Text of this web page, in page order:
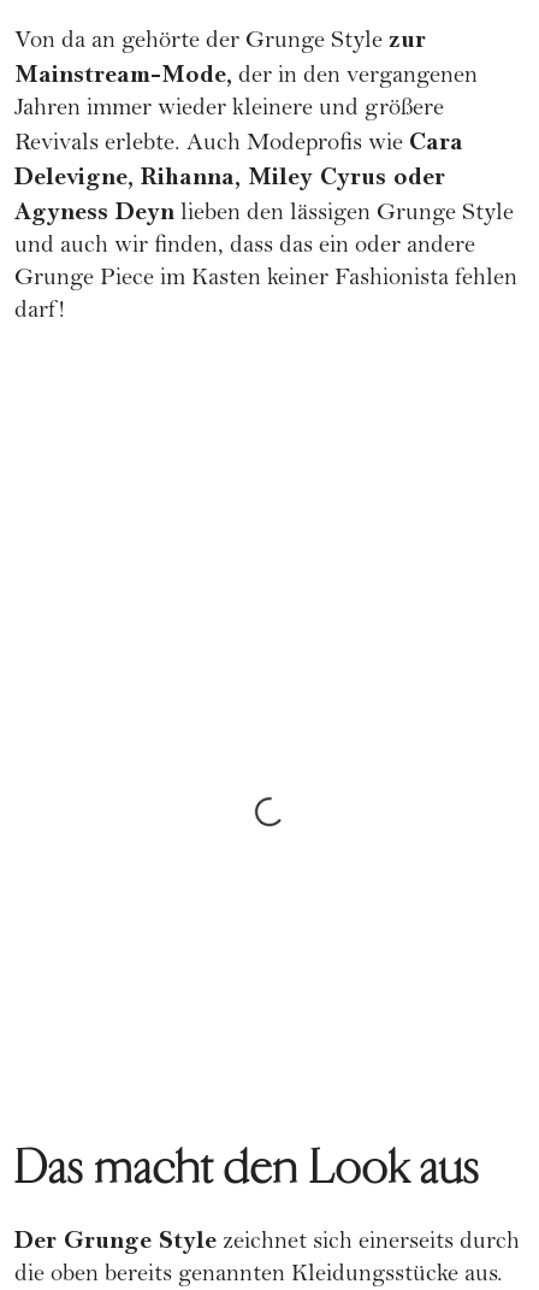
Von da an gehörte der Grunge Style zur
Mainstream-Mode, der in den vergangenen
Jahren immer wieder kleinere und größere
Revivals erlebte. Auch Modeprofis wie Cara
Delevigne, Rihanna, Miley Cyrus oder
Agyness Deyn lieben den lässigen Grunge Style
und auch wir finden, dass das ein oder andere
Grunge Piece im Kasten keiner Fashionista fehlen
darf!
Das macht den Look aus
Der Grunge Style zeichnet sich einerseits durch
die oben bereits genannten Kleidungsstücke aus.